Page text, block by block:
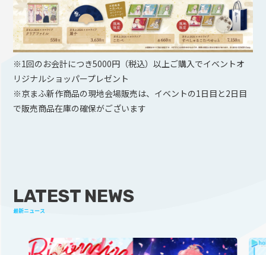
※1回のお会計につき5000円（税込）以上ご購入でイベントオ
リジナルショッパープレゼント
※京まふ新作商品の現地会場販売は、イベントの1日目と2日目
で販売商品在庫の確保がございます
LATEST NEWS
最新ニュース